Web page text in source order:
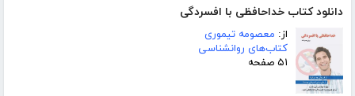
دانلود کتاب خداحافظی با افسردگی
از: معصومه تیموری
کتاب‌های روانشناسی
۵۱ صفحه